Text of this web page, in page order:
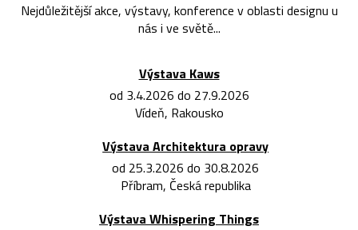
Nejdůležitější akce, výstavy, konference v oblasti designu u
nás i ve světě...
Výstava Kaws
od 3.4.2026 do 27.9.2026
Vídeň, Rakousko
Výstava Architektura opravy
od 25.3.2026 do 30.8.2026
Příbram, Česká republika
Výstava Whispering Things